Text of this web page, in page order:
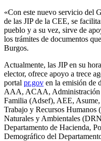
«Con este nuevo servicio del
de las JIP de la CEE, se
pueblo y a su vez, sirve de
los trámites de documentos
Burgos.
Actualmente, las JIP en su
elector, ofrece apoyo a trece
portal pr.gov en la emisión de
AAA, ACAA, Administración
Familia (Adsef), AEE,
Trabajo y Recursos Humanos
Naturales y Ambientales
Departamento de Hacienda,
Demográfico del